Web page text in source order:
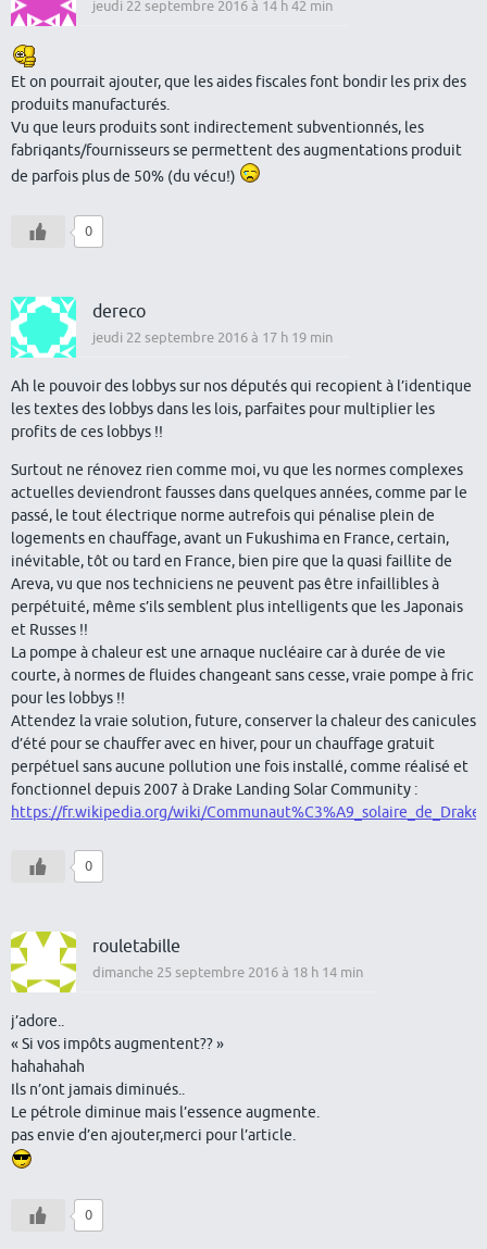
jeudi 22 septembre 2016 à 14 h 42 min
Et on pourrait ajouter, que les aides fiscales font bondir les prix des
produits manufacturés.
Vu que leurs produits sont indirectement subventionnés, les
fabriqants/fournisseurs se permettent des augmentations produit
de parfois plus de 50% (du vécu!)
0
dereco
jeudi 22 septembre 2016 à 17 h 19 min
Ah le pouvoir des lobbys sur nos députés qui recopient à l’identique
les textes des lobbys dans les lois, parfaites pour multiplier les
profits de ces lobbys !!
Surtout ne rénovez rien comme moi, vu que les normes complexes
actuelles deviendront fausses dans quelques années, comme par le
passé, le tout électrique norme autrefois qui pénalise plein de
logements en chauffage, avant un Fukushima en France, certain,
inévitable, tôt ou tard en France, bien pire que la quasi faillite de
Areva, vu que nos techniciens ne peuvent pas être infaillibles à
perpétuité, même s’ils semblent plus intelligents que les Japonais
et Russes !!
La pompe à chaleur est une arnaque nucléaire car à durée de vie
courte, à normes de fluides changeant sans cesse, vraie pompe à fric
pour les lobbys !!
Attendez la vraie solution, future, conserver la chaleur des canicules
d’été pour se chauffer avec en hiver, pour un chauffage gratuit
perpétuel sans aucune pollution une fois installé, comme réalisé et
fonctionnel depuis 2007 à Drake Landing Solar Community :
https://fr.wikipedia.org/wiki/
0
rouletabille
dimanche 25 septembre 2016 à 18 h 14 min
j’adore..
« Si vos impôts augmentent?? »
hahahahah
Ils n’ont jamais diminués..
Le pétrole diminue mais l’essence augmente.
pas envie d’en ajouter,merci pour l’article.
0